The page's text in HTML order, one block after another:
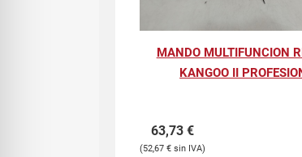
MANDO MULTIFUNCION
KANGOO II
63,73 €
52,67 €